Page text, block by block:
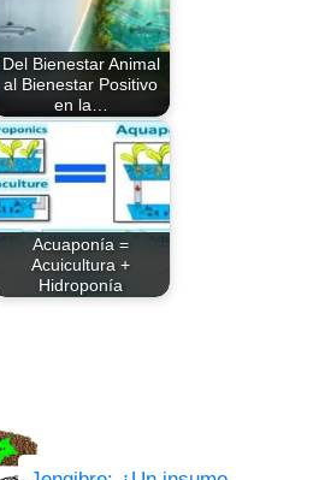
Del Bienestar Animal
al Bienestar Positivo
en la…
Acuaponía =
Acuicultura +
Hidroponía